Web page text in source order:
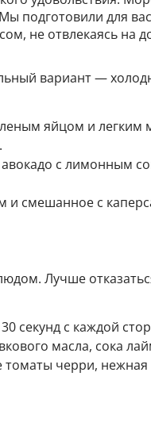
подготовили для
не отвлекаясь на
вариант —
яйцом и легким
с лимонным
и смешанное с
Лучше
секунд с каждой
масла, сока
томаты черри,